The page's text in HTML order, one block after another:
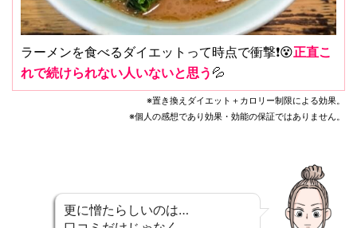
ラーメンを食べるダイエットって時点で衝撃❗️😵正直こ
れで続けられない人いないと思う 💦
※置き換えダイエット＋カロリー制限による効果。
※個人の感想であり効果・効能の保証ではありません。
更に憎たらしいのは…